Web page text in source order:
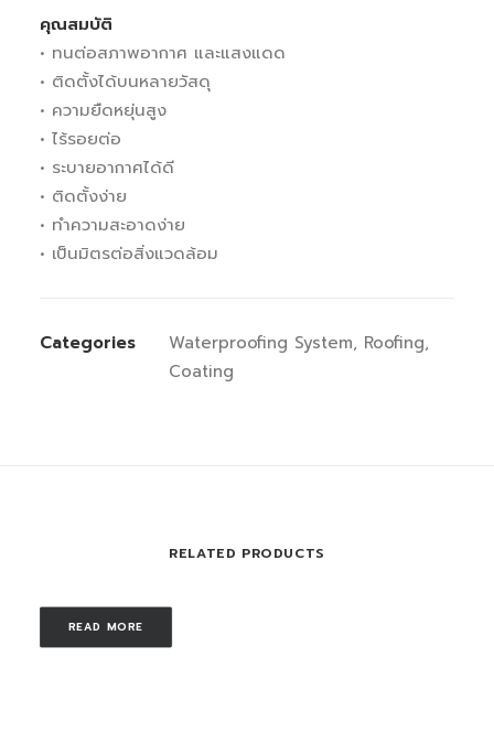
คุณสมบัติ
• ทนต่อสภาพอากาศ และแสงแดด
• ติดตั้งได้บนหลายวัสดุ
• ความยืดหยุ่นสูง
• ไร้รอยต่อ
• ระบายอากาศได้ดี
• ติดตั้งง่าย
• ทำความสะอาดง่าย
• เป็นมิตรต่อสิ่งแวดล้อม
Categories Waterproofing System, Roofing,
Coating
RELATED PRODUCTS
READ MORE